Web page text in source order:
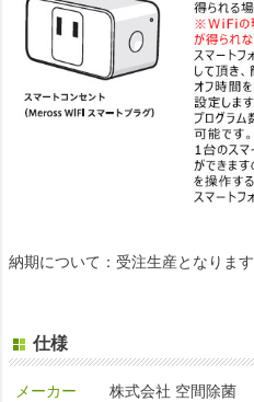
納期について：受注生産となります
仕様
メーカー
株式会社 空間除菌